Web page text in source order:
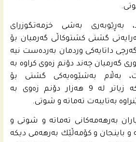
به‌ڕێوبه‌رى به‌شى خزمه‌تگوزراى
گشتى كشتوكاڵى گه‌رمیان بۆ
داتایه‌كى وردمان به‌رده‌ست نیه‌
گه‌رمیان چه‌ند دۆنم زه‌وى كراوه‌ به‌
به‌ڵام به‌شێوه‌یه‌كى گشتى بۆ
ئه‌مساڵ له‌ سنوره‌كه‌ زیاتر له‌ 9 هه‌زار دۆنم زه‌وى به‌
به‌تایبه‌ت ته‌ماته‌ و شوتى.
به‌رهه‌مه‌كانى ته‌ماته‌ و شوتى و
و باینجان و كۆمه‌ڵێك به‌رهه‌مى دیكه‌